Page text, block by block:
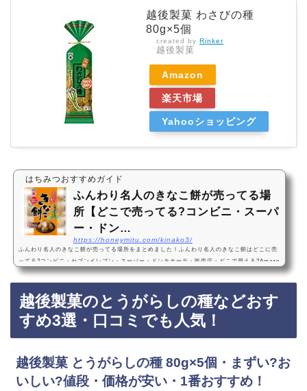
越後製菓 わさびの種
80g×5個
created by Rinker
越後製菓
Amazon
楽天市場
Yahooショッピング
はちみつおすすめガイド
ふんわり名人のきなこ餅が売ってる場
所【どこで売ってる?コンビニ・スーパ
ー・ドン…
https://honeymitu.com/kinako3/
ふんわり名人のきなこ餅が売ってる場所をまとめました！ふんわり名人のきなこ餅はどこに売
ってる?コンビニ・セブンイレブン・スーパー・ドンキホーテ・販売店・どこで買える?Amazo
n・楽天・売ってない?ふんわり名人のきなこ餅は、セブンイレブンなどのコンビニ、スーパ
ー、ドン・キホーテに売っています！店舗によっては売ってない店もあるので、Amazonや楽
天でもふんわり名人のきなこ餅がお得に買えておすすめです！ふんわり名人のきなこ餅などお
すすめ3選・口コミでも人気越後製菓 ふんわり名人 きなこ餅 75g×6袋・おいしい・香りが…
越後製菓のとうがらしの種などおす
すめ3選・口コミでも人気！
越後製菓 とうがらしの種 80g×5個・まずい?お
いしい?値段・価格が安い・1番おすすめ！